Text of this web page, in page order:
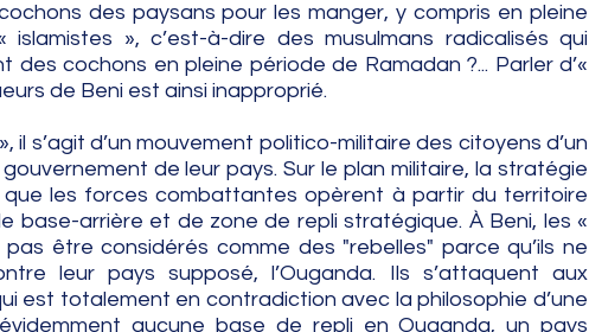
des paysans pour les manger, y compris en pleine
», c’est-à-dire des musulmans radicalisés qui
des cochons en pleine période de Ramadan ?... Parler d’«
de Beni est ainsi inapproprié.
il s’agit d’un mouvement politico-militaire des citoyens d’un
de leur pays. Sur le plan militaire, la stratégie
les forces combattantes opèrent à partir du territoire
base-arrière et de zone de repli stratégique. À Beni, les «
être considérés comme des "rebelles" parce qu’ils ne
leur pays supposé, l’Ouganda. Ils s’attaquent aux
est totalement en contradiction avec la philosophie d’une
aucune base de repli en Ouganda, un pays